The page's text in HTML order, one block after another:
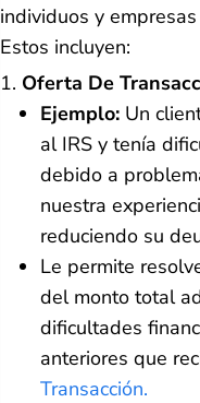
individuos y
Estos incluyen:
Oferta De
Ejemplo: Un
al IRS y tenía
debido a
nuestra
reduciendo su
Le permite
del monto total
dificultades
anteriores que
Transacción.